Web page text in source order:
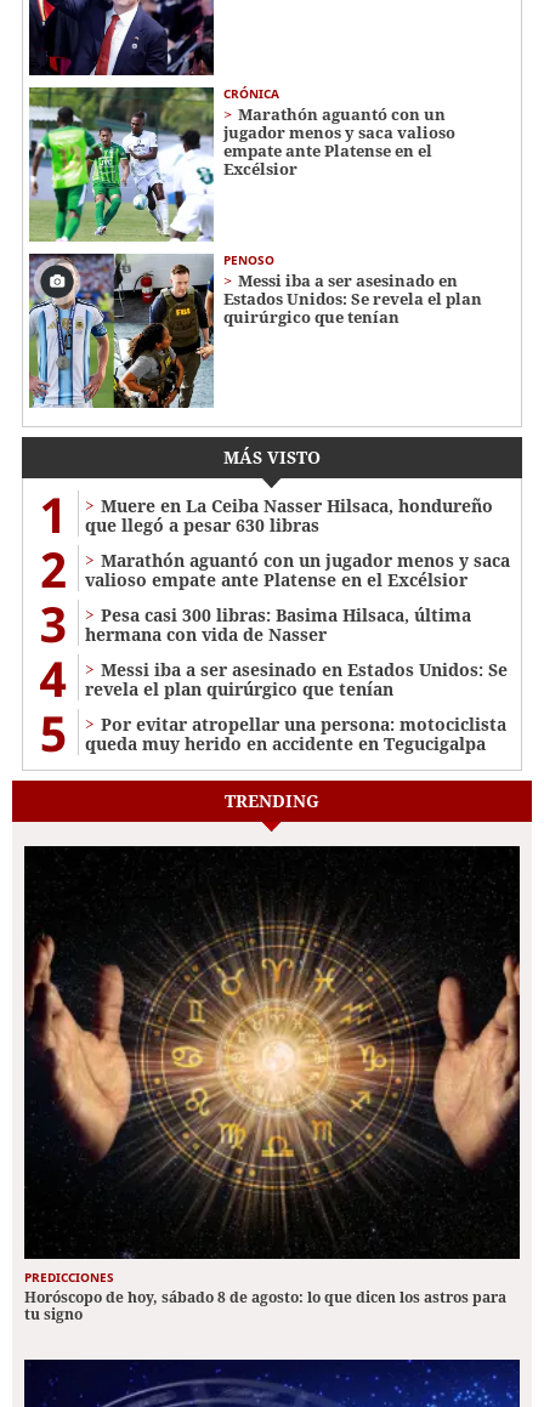
CRÓNICA
Marathón aguantó con un
jugador menos y saca valioso
empate ante Platense en el
Excélsior
PENOSO
Messi iba a ser asesinado en
Estados Unidos: Se revela el plan
quirúrgico que tenían
MÁS VISTO
1
Muere en La Ceiba Nasser Hilsaca, hondureño
que llegó a pesar 630 libras
2
Marathón aguantó con un jugador menos y saca
valioso empate ante Platense en el Excélsior
3
Pesa casi 300 libras: Basima Hilsaca, última
hermana con vida de Nasser
4
Messi iba a ser asesinado en Estados Unidos: Se
revela el plan quirúrgico que tenían
5
Por evitar atropellar una persona: motociclista
queda muy herido en accidente en Tegucigalpa
TRENDING
PREDICCIONES
Horóscopo de hoy, sábado 8 de agosto: lo que dicen los astros para
tu signo